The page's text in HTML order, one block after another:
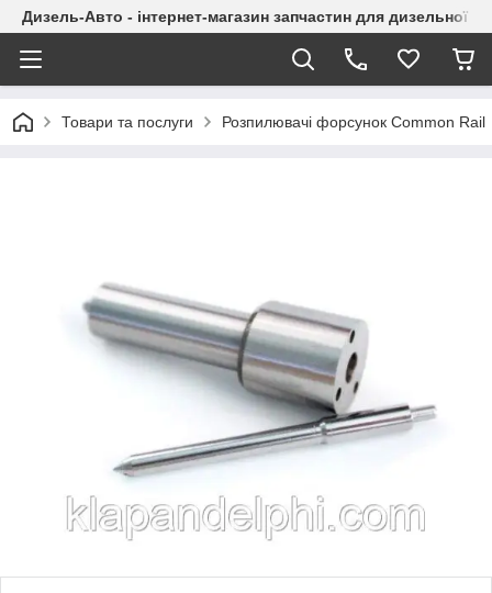
Дизель-Авто - інтернет-магазин запчастин для дизельної
Товари та послуги Розпилювачі форсунок Common Rail